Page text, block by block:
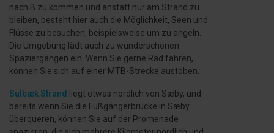
nach B zu kommen und anstatt nur am Strand zu
bleiben, besteht hier auch die Möglichkeit, Seen und
Flüsse zu besuchen, beispielsweise um zu angeln.
Die Umgebung lädt auch zu wunderschönen
Spaziergängen ein. Wenn Sie gerne Rad fahren,
können Sie sich auf einer MTB-Strecke austoben.
Sulbæk Strand
liegt etwas nördlich von Sæby, und
bereits wenn Sie die Fußgängerbrücke in Sæby
überqueren, können Sie auf der Promenade